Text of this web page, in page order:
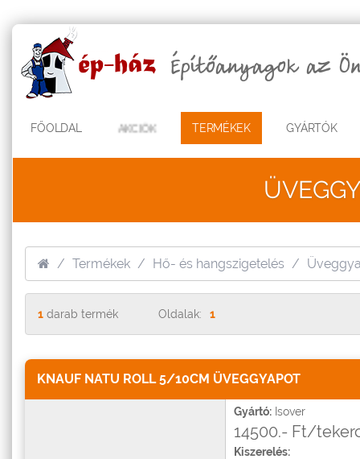
FŐOLDAL AKCIÓK TERMÉKEK GYÁRTÓK
Termékek Hő- és hangszigetelés
1 darab termék Oldalak: 1
KNAUF NATU ROLL 5/10CM ÜVEGGYAPOT
Gyártó: Isover
14500.- Ft/
Kiszerelés: